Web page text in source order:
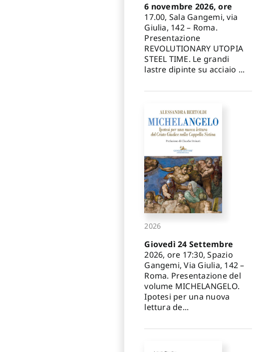
6 novembre 2026, ore
17.00, Sala Gangemi, via
Giulia, 142 – Roma.
Presentazione
REVOLUTIONARY UTOPIA
STEEL TIME. Le grandi
lastre dipinte su acciaio ...
2026
Giovedì 24 Settembre
2026, ore 17:30, Spazio
Gangemi, Via Giulia, 142 –
Roma. Presentazione del
volume MICHELANGELO.
Ipotesi per una nuova
lettura de...